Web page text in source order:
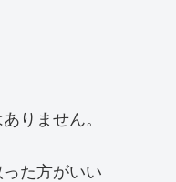
りません。
た方がいい